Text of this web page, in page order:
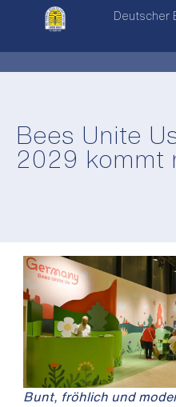
Deutscher
Bees Unite
2029 kommt
Bunt, fröhlich und